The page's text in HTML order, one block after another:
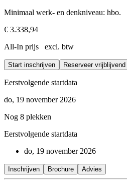
Minimaal werk- en denkniveau: hbo.
€ 3.338,94
All-In prijs excl. btw
Start inschrijven Reserveer
Eerstvolgende startdata
do, 19 november 2026
Nog 8 plekken
Eerstvolgende startdata
do, 19 november 2026
Inschrijven Brochure Advies